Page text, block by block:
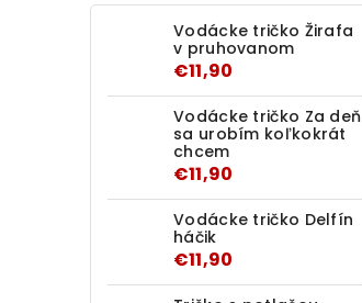
Vodácke tričko Žirafa
v pruhovanom
€11,90
Vodácke tričko Za deň
sa urobím koľkokrát
chcem
€11,90
Vodácke tričko Delfín
háčik
€11,90